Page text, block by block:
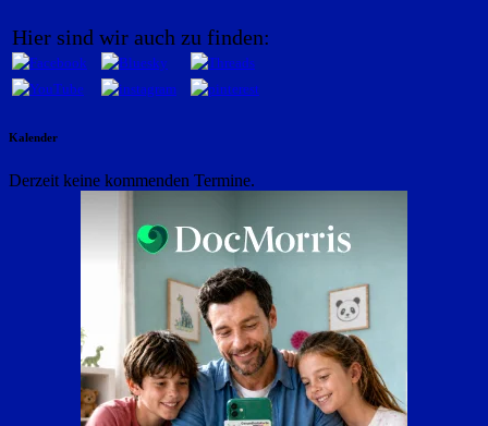
Hier sind wir auch zu finden:
Kalender
Derzeit keine kommenden Termine.